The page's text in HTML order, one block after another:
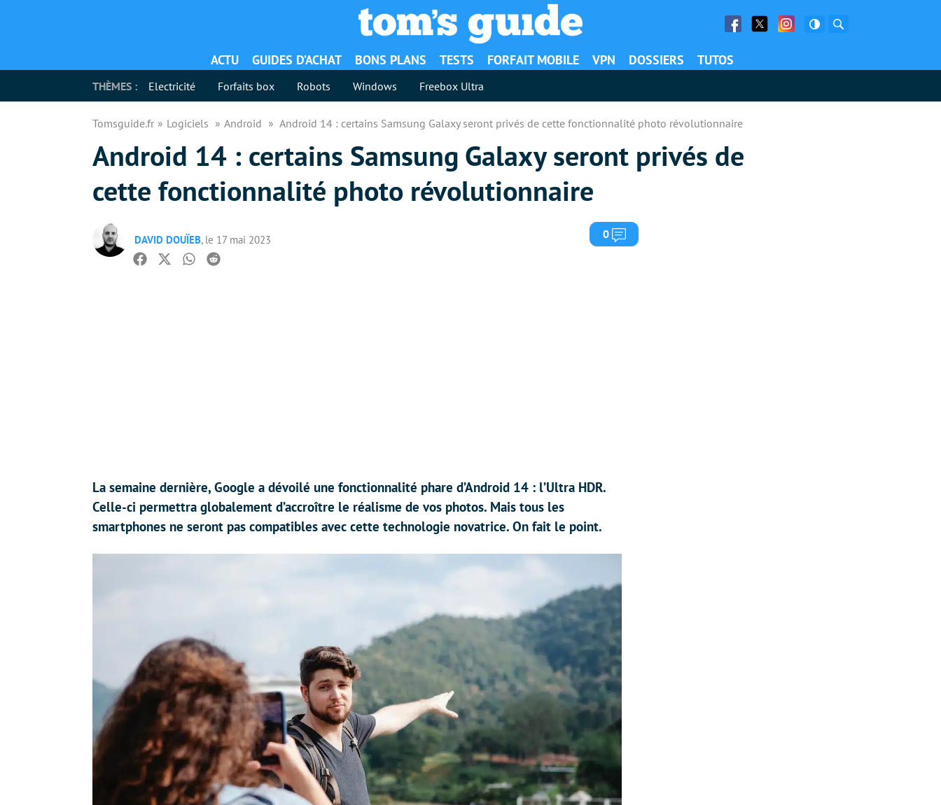
Facebook
Twitter Facebook
ACTU GUIDES D’ACHAT BONS PLANS TESTS FORFAIT MOBILE VPN DOSSIERS TUTOS
THÈMES : Electricité Forfaits box Robots Windows Freebox Ultra
Tomsguide.fr Logiciels Android Android 14 : certains Samsung Galaxy seront privés de cette fonctionnalité photo révolutionnaire
Android 14 : certains Samsung Galaxy seront privés de
cette fonctionnalité photo révolutionnaire
DAVID DOUÏEB, le 17 mai 2023 0 Commentaires
Facebook
TwitterWhatsapp
Reddit
La semaine dernière, Google a dévoilé une fonctionnalité phare d’Android 14 : l’Ultra HDR.
Celle-ci permettra globalement d’accroître le réalisme de vos photos. Mais tous les
smartphones ne seront pas compatibles avec cette technologie novatrice. On fait le point.